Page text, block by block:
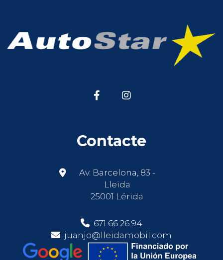
Contacte
Av. Barcelona, 83 -
Lleida
25001 Lérida
671 66 26 94
juanjo@lleidamobil.com